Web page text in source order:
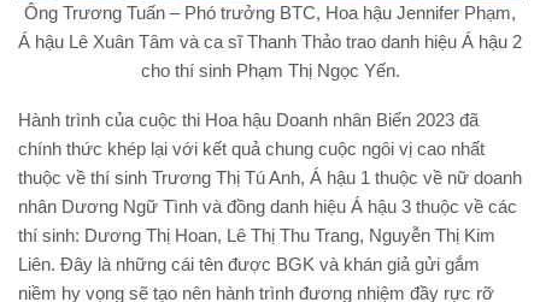
Ông Trương Tuấn – Phó trưởng BTC, Hoa hậu Jennifer Phạm,
Á hậu Lê Xuân Tâm và ca sĩ Thanh Thảo trao danh hiệu Á hậu 2
cho thí sinh Phạm Thị Ngọc Yến.
Hành trình của cuộc thi Hoa hậu Doanh nhân Biển 2023 đã
chính thức khép lại với kết quả chung cuộc ngôi vị cao nhất
thuộc về thí sinh Trương Thị Tú Anh, Á hậu 1 thuộc về nữ doanh
nhân Dương Ngữ Tình và đồng danh hiệu Á hậu 3 thuộc về các
thí sinh: Dương Thị Hoan, Lê Thị Thu Trang, Nguyễn Thị Kim
Liên. Đây là những cái tên được BGK và khán giả gửi gắm
niềm hy vọng sẽ tạo nên hành trình đương nhiệm đầy rực rỡ